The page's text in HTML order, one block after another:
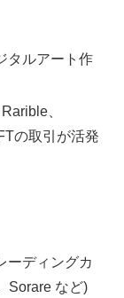
タルアート作
、
の取引が活発
ーディングカ
Sorare など)